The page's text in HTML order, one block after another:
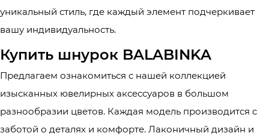
уникальный стиль, где каждый элемент подчеркивает
вашу индивидуальность.
Купить шнурок BALABINKA
Предлагаем ознакомиться с нашей коллекцией
изысканных ювелирных аксессуаров в большом
разнообразии цветов. Каждая модель производится с
заботой о деталях и комфорте. Лаконичный дизайн и